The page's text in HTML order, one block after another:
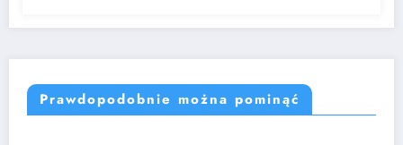
Prawdopodobnie można pominąć